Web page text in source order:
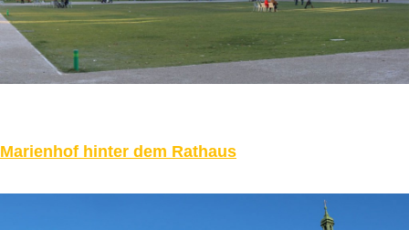
Marienhof hinter dem Rathaus